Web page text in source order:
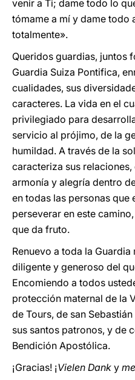
venir a Ti; dame todo lo
tómame a mí y dame todo
totalmente».
Queridos guardias, juntos
Guardia Suiza Pontifica,
cualidades, sus
caracteres. La vida en el
privilegiado para
servicio al prójimo, de la
humildad. A través de la
caracteriza sus
armonía y alegría dentro
en todas las personas que
perseverar en este
que da fruto.
Renuevo a toda la
diligente y generoso del
Encomiendo a todos
protección maternal de la
de Tours, de san
sus santos patronos, y de
Bendición Apostólica.
¡Gracias! ¡Vielen Dank y